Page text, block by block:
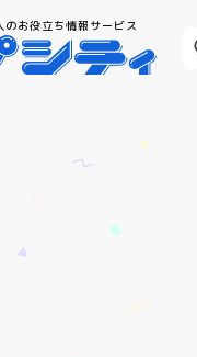
お役立ち情報サービス